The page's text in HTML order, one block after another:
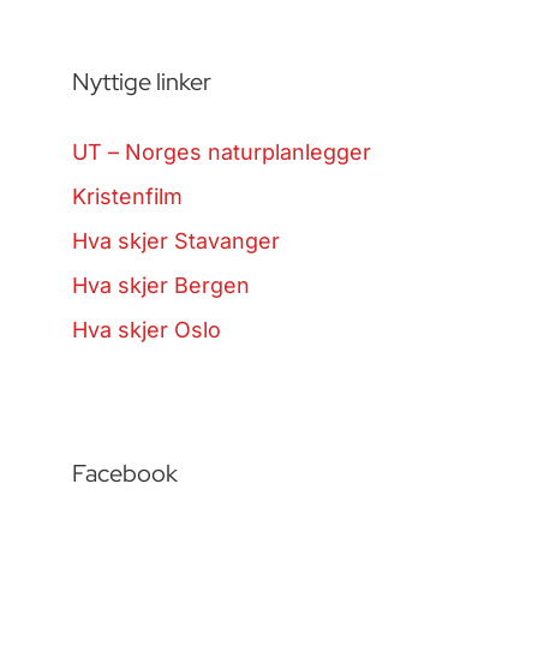
Nyttige linker
UT – Norges naturplanlegger
Kristenfilm
Hva skjer Stavanger
Hva skjer Bergen
Hva skjer Oslo
Facebook